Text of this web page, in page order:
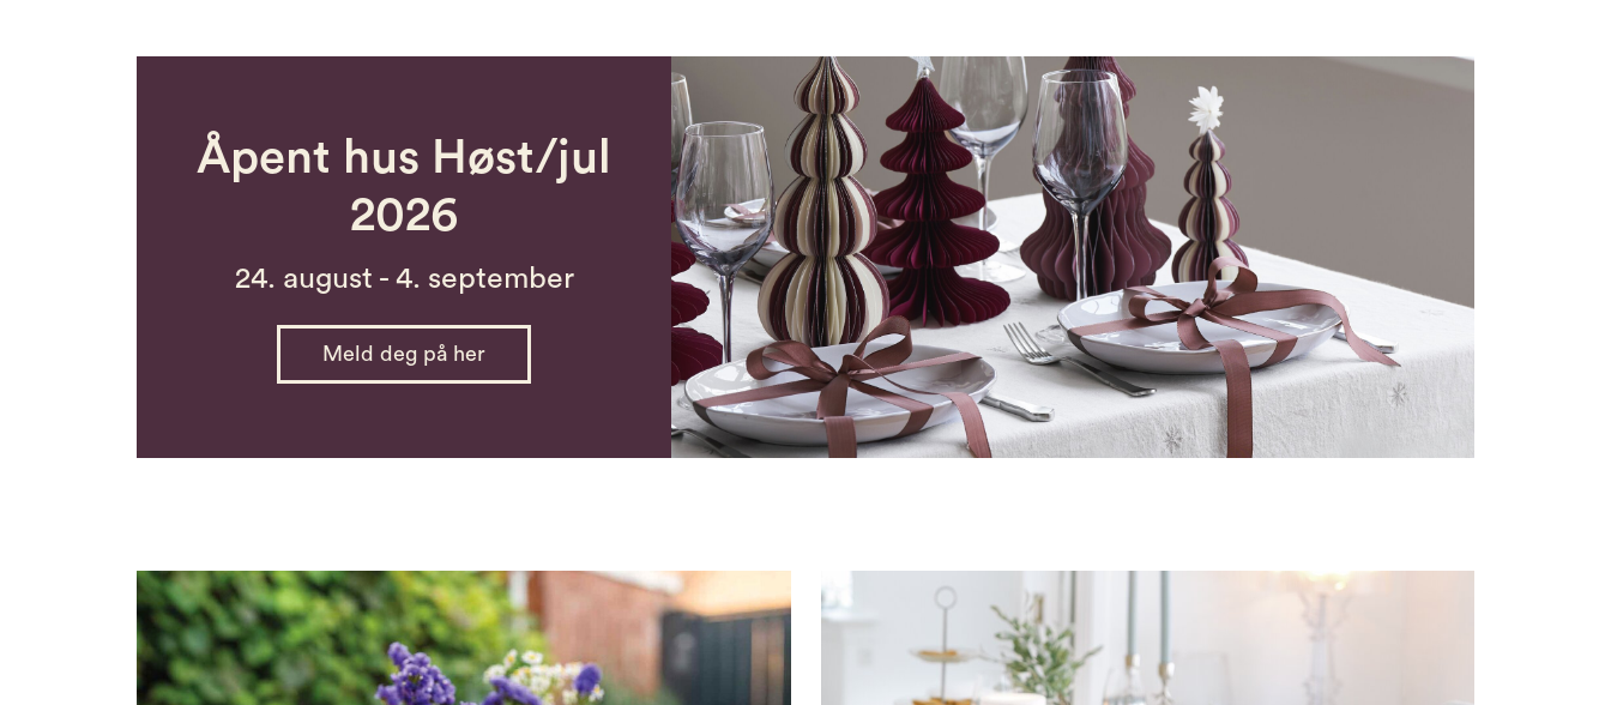
Åpent hus Høst/jul
2026
24. august - 4. september
Meld deg på her